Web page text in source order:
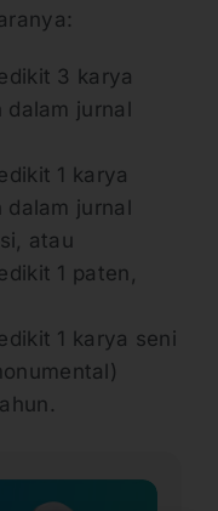
3 karya
dalam jurnal
1 karya
dalam jurnal
atau
1 paten,
1 karya seni